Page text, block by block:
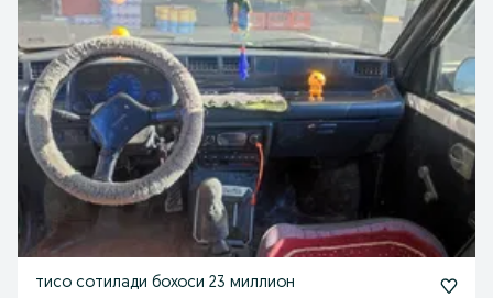
тисо сотилади бохоси 23 миллион